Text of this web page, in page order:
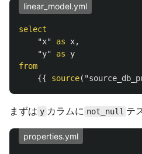
linear_model.yml
select
"x"
as x,
"y"
as
y
from
{{
source(
まずは y カラムに not_null テ
properties.yml